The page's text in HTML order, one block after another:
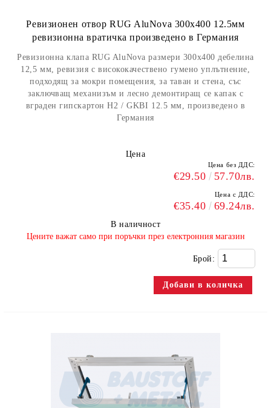
Ревизионен отвор RUG AluNova 300x400 12.5мм
ревизионна вратичка произведено в Германия
Ревизионна клапа RUG AluNova размери 300x400 дебелина
12,5 мм, ревизия с висококачествено гумено уплътнение,
подходящ за мокри помещения, за таван и стена, със
заключващ механизъм и лесно демонтиращ се капак с
вграден гипскартон H2 / GKBI 12.5 мм, произведено в
Германия
Цена
Цена без ДДС:
€29.50 57.70лв.
Цена с ДДС:
€35.40 69.24лв.
В наличност
​Цените важат само при поръчки през електронния магазин
Брой: